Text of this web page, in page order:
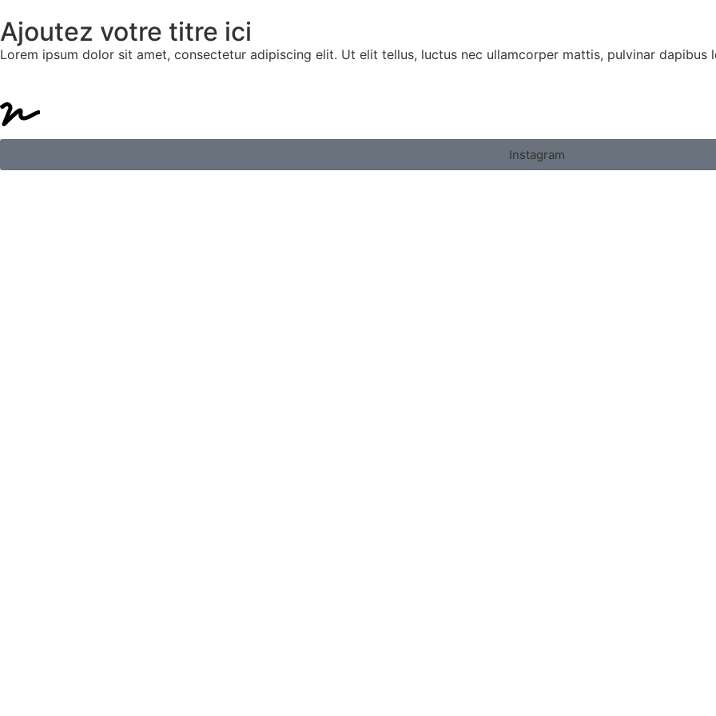
Ajoutez votre titre ici
Lorem ipsum dolor sit amet, consectetur adipiscing elit. Ut elit tellus, luctus nec ullamcorper mattis, pulvinar dapibus
Instagram